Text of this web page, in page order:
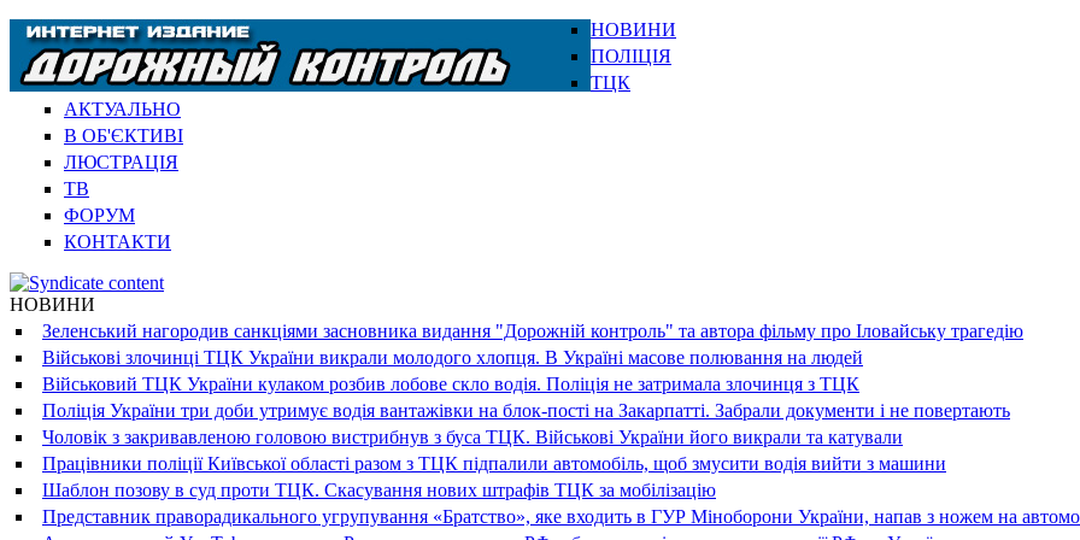
НОВИНИ
ПОЛІЦІЯ
ТЦК
АКТУАЛЬНО
В ОБ'ЄКТИВІ
ЛЮСТРАЦІЯ
ТВ
ФОРУМ
КОНТАКТИ
НОВИНИ
Зеленський нагородив санкціями засновника видання "Дорожній контроль" та автора фільму про Іловайську трагедію
Військові злочинці ТЦК України викрали молодого хлопця. В Україні масове полювання на людей
Військовий ТЦК України кулаком розбив лобове скло водія. Поліція не затримала злочинця з ТЦК
Поліція України три доби утримує водія вантажівки на блок-пості на Закарпатті. Забрали документи і не повертають
Чоловік з закривавленою головою вистрибнув з буса ТЦК. Військові України його викрали та катували
Працівники поліції Київської області разом з ТЦК підпалили автомобіль, щоб змусити водія вийти з машини
Шаблон позову в суд проти ТЦК. Скасування нових штрафів ТЦК за мобілізацію
Представник праворадикального угрупування «Братство», яке входить в ГУР Міноборони України, напав з ножем на